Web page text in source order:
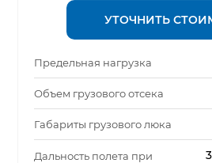
УТОЧНИТЬ
Предельная нагрузка
Объем грузового отсека
Габариты грузового люка
Дальность полета при